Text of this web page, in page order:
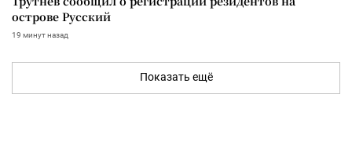
острове Русский
19 минут назад
Показать ещё